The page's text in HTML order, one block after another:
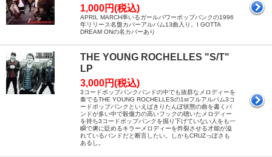
1,000円(税込)
APRIL MARCH率いるガールパワーポップパンクの1996
年リリース名盤カバーアルバム13曲入り。I GOTTA
DREAM ONの名カバーあり
THE YOUNG ROCHELLES "S/T"
LP
3,000円(税込)
3コードポップパンクバンドの中でも抜群なメロディーを
奏でるTHE YOUNG ROCHELLESの1stフルアルバム3コ
ードポップパンクといえばきりたんぽ状態の曲を書くバ
ンドが多い中で殺傷力の高いフックの聴いたメロディー
を持ち3コードポップパンクを掘り下げていない人をも一
瞬で虜に貶めるキラーメロディーを炸裂させる才能が溢
れているバンドだと断言したい。しかもCRUZっぽさも
あるし。